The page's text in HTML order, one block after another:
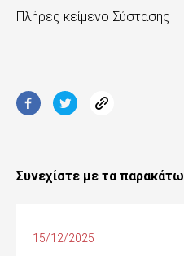
Πλήρες κείμενο Σύστασης
Συνεχίστε με τα παρακάτω
15/12/2025